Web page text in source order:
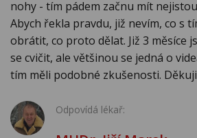
nohy - tím pádem začnu mít
Abych řekla pravdu, již nevím, co s
obrátit, co proto dělat. Již 3 měsíce
se cvičit, ale většinou se jedná o
tím měli podobné zkušenosti.
Odpovídá lékař: